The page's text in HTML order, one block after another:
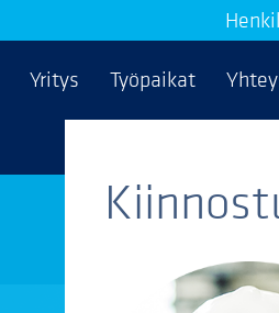
Yritys Työpaikat